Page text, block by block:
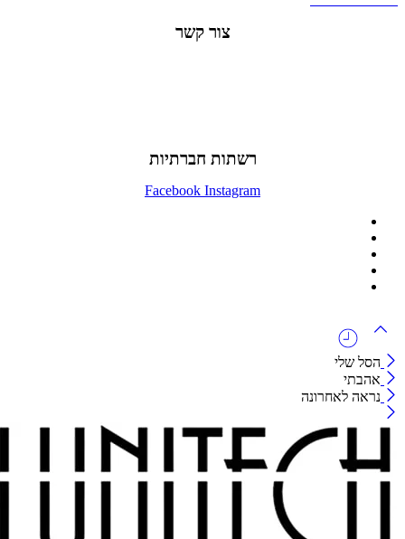
צור קשר
רשתות חברתיות
Facebook Instagram
הסל שלי
אהבתי
נראה לאחרונה